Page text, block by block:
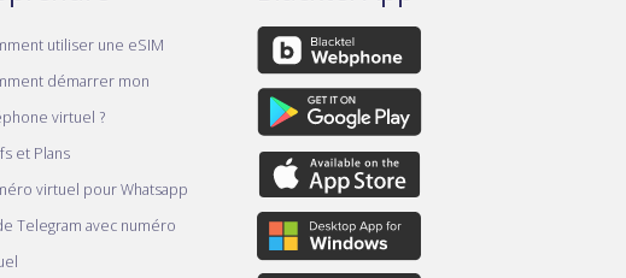
utiliser une eSIM
démarrer mon
virtuel ?
et Plans
virtuel pour Whatsapp
Telegram avec numéro